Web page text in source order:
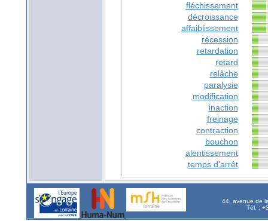
fléchissement
décroissance
affaiblissement
récession
retardation
retard
relâche
paralysie
modification
inaction
freinage
contraction
bouchon
alentissement
temps d'arrêt
44, avenue de
Tél. :